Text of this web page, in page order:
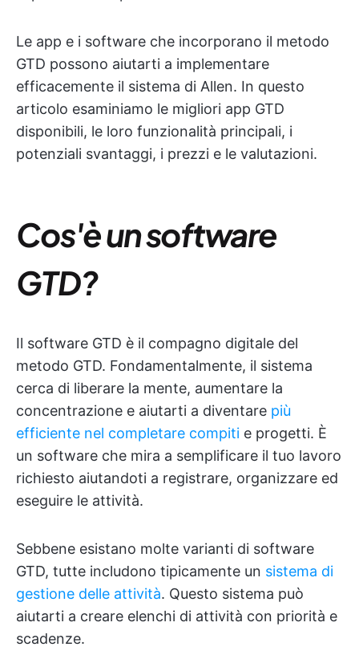
Le app e i software che incorporano il metodo
GTD possono aiutarti a implementare
efficacemente il sistema di Allen. In questo
articolo esaminiamo le migliori app GTD
disponibili, le loro funzionalità principali, i
potenziali svantaggi, i prezzi e le valutazioni.
Cos'è un software
GTD?
Il software GTD è il compagno digitale del
metodo GTD. Fondamentalmente, il sistema
cerca di liberare la mente, aumentare la
concentrazione e aiutarti a diventare più
efficiente nel completare compiti e progetti. È
un software che mira a semplificare il tuo lavoro
richiesto aiutandoti a registrare, organizzare ed
eseguire le attività.
Sebbene esistano molte varianti di software
GTD, tutte includono tipicamente un sistema di
gestione delle attività. Questo sistema può
aiutarti a creare elenchi di attività con priorità e
scadenze.